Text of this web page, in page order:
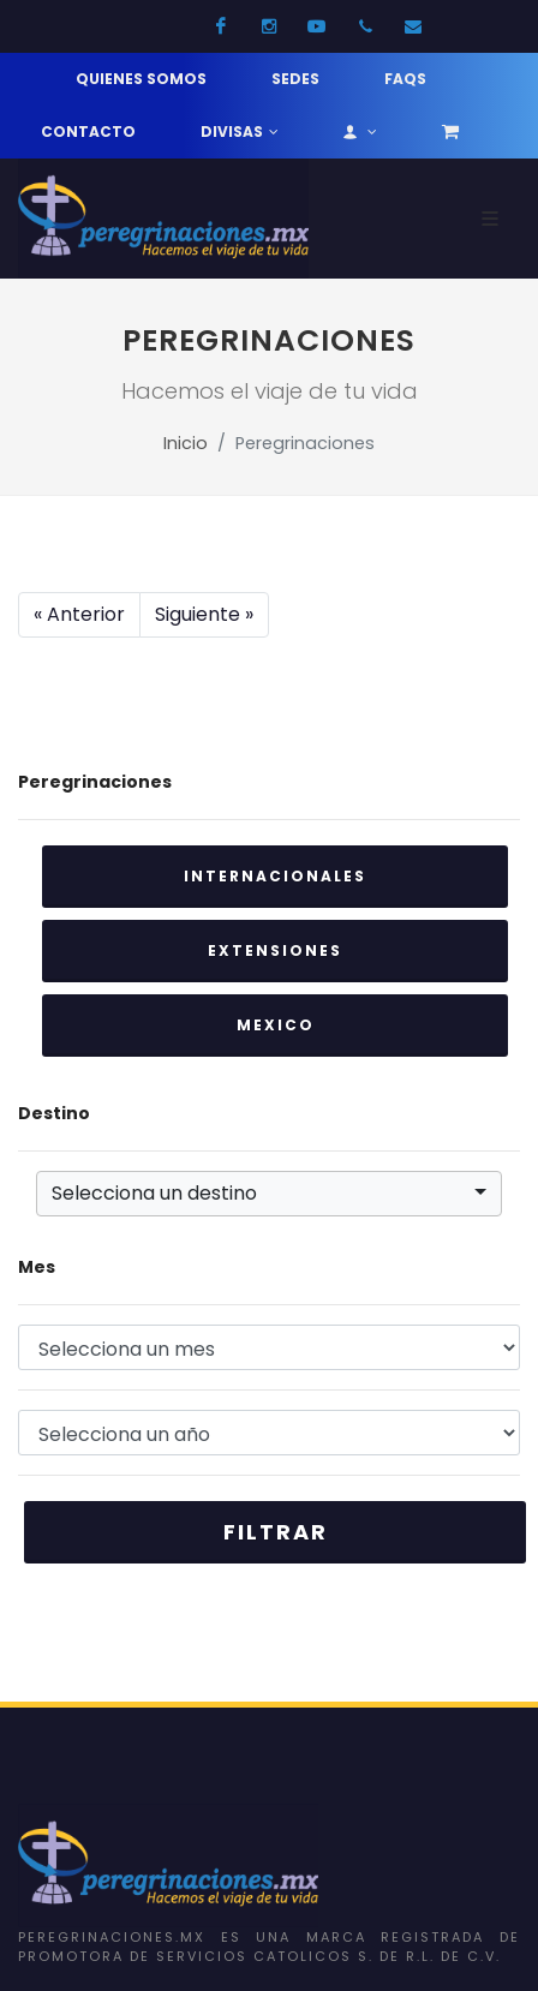
FacebookInstagramYoutube52 33 31210744
QUIENES SOMOS SEDES FAQS
CONTACTO DIVISAS
PEREGRINACIONES
Hacemos el viaje de tu vida
Inicio Peregrinaciones
« Anterior Siguiente »
Peregrinaciones
INTERNACIONALES
EXTENSIONES
MEXICO
Destino
Selecciona un destino
Mes
PEREGRINACIONES.MX ES UNA MARCA REGISTRADA DE
PROMOTORA DE SERVICIOS CATOLICOS S. DE R.L. DE C.V.